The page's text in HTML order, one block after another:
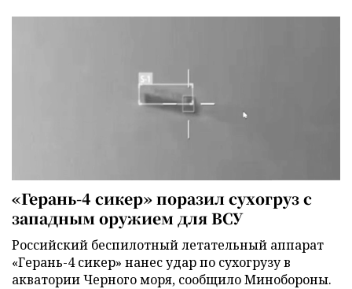
«Герань-4 сикер» поразил сухогруз с
западным оружием для ВСУ
Российский беспилотный летательный аппарат
«Герань-4 сикер» нанес удар по сухогрузу в
акватории Черного моря, сообщило Минобороны.